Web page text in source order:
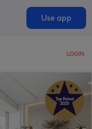
Use app
LOGIN